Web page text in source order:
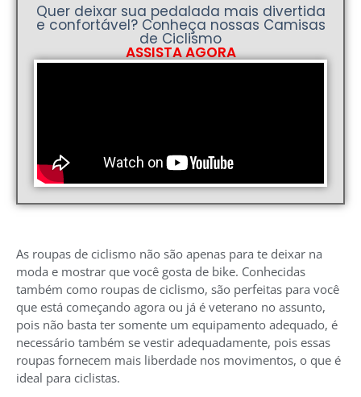
Quer deixar sua pedalada mais divertida
e confortável? Conheça nossas Camisas
de Ciclismo
ASSISTA AGORA
As roupas de ciclismo não são apenas para te deixar na
moda e mostrar que você gosta de bike. Conhecidas
também como roupas de ciclismo, são perfeitas para você
que está começando agora ou já é veterano no assunto,
pois não basta ter somente um equipamento adequado, é
necessário também se vestir adequadamente, pois essas
roupas fornecem mais liberdade nos movimentos, o que é
ideal para ciclistas.